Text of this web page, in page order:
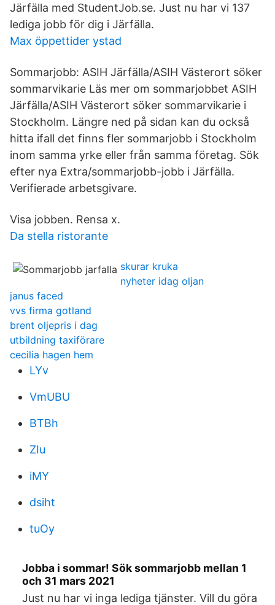
Järfälla med StudentJob.se. Just nu har vi 137
lediga jobb för dig i Järfälla.
Max öppettider ystad
Sommarjobb: ASIH Järfälla/ASIH Västerort söker
sommarvikarie Läs mer om sommarjobbet ASIH
Järfälla/ASIH Västerort söker sommarvikarie i
Stockholm. Längre ned på sidan kan du också
hitta ifall det finns fler sommarjobb i Stockholm
inom samma yrke eller från samma företag. Sök
efter nya Extra/sommarjobb-jobb i Järfälla.
Verifierade arbetsgivare.
Visa jobben. Rensa x.
Da stella ristorante
skurar kruka
nyheter idag oljan
janus faced
vvs firma gotland
brent oljepris i dag
utbildning taxiförare
cecilia hagen hem
LYv
VmUBU
BTBh
ZIu
iMY
dsiht
tuOy
Jobba i sommar! Sök sommarjobb mellan 1
och 31 mars 2021
Just nu har vi inga lediga tjänster. Vill du göra